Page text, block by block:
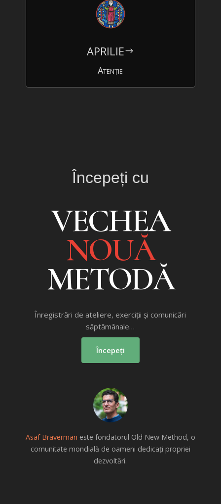
APRILIE$
Atenție
Începeți cu
VECHEA
NOUĂ
METODĂ
Înregistrări de ateliere, exerciții și comunicări
săptămânale…
Începeți
Asaf Braverman este fondatorul Old New Method, o
comunitate mondială de oameni dedicați propriei
dezvoltări.